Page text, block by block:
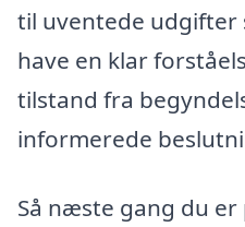
til uventede udgifter
have en klar
tilstand fra
informerede
Så næste gang du